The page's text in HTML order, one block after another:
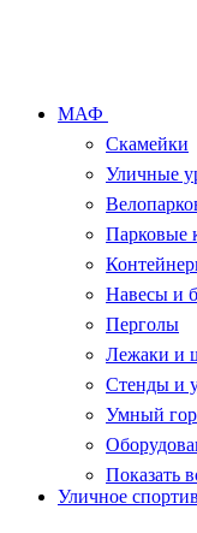
МАФ
Скамейки
Уличные
Парковые
Навесы и
Перголы
Лежаки и
Стенды и
Умный
Показать
Уличное